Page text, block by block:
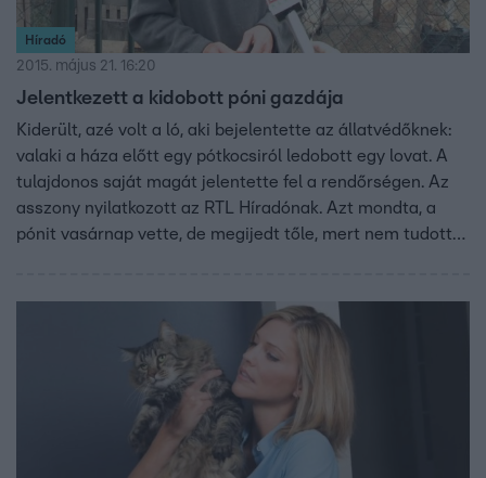
Híradó
2015. május 21. 16:20
Jelentkezett a kidobott póni gazdája
Kiderült, azé volt a ló, aki bejelentette az állatvédőknek:
valaki a háza előtt egy pótkocsiról ledobott egy lovat. A
tulajdonos saját magát jelentette fel a rendőrségen. Az
asszony nyilatkozott az RTL Híradónak. Azt mondta, a
pónit vasárnap vette, de megijedt tőle, mert nem tudott